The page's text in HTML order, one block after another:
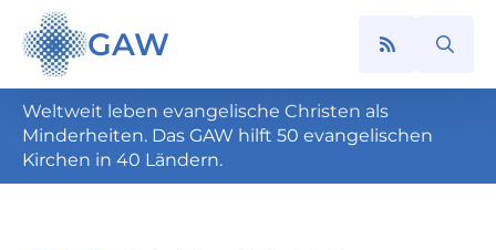
GAW
Search
Weltweit leben evangelische Christen als
Minderheiten. Das GAW hilft 50 evangelischen
Kirchen in 40 Ländern.